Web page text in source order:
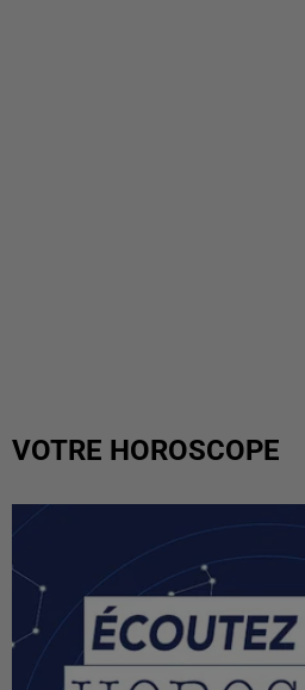
VOTRE HOROSCOPE